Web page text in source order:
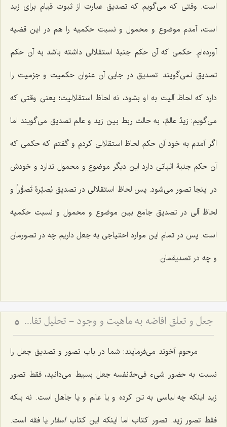
است. وقتی که می‌گویم که تصدیق عبارت از ثبوت قیام برای زید
است، آمدم موضوع و محمول و نسبت حکمیه را هم در این قضیه
آورده‌ام. حکمی که آن حکم جنبۀ استقلالی داشته باشد به آن حکم
تصدیق نمی‌گویند. تصدیق در جایی آن عنوان حکمیت و جزمیت را
دارد که لحاظ آلیت به او بشود، نه لحاظ استقلالیت؛ یعنی وقتی که
می‌گویم: زیدٌ عالمٌ، به حالت ربط بین زید و عالم تصدیق می‌گویند اما
اگر آمدم به خود آن حکم لحاظ استقلالی کردم و گفتم که حکمی که
آن حکم جنبۀ اثباتی دارد این دیگر موضوع و محمول ندارد و خودش
در اینجا تصور می‌شود. پس لحاظ استقلالی در تصدیق یُصیِّرهُ تَصوُّراً و
لحاظ آلی در تصدیق جامع بین موضوع و محمول و نسبت حکمیه
است. پس در تمام این موارد احتیاجی به جعل داریم چه در تصورمان
و چه در تصدیقمان.
جعل و تعلق افاضه به ماهیت و وجود - تحلیل تفاوت جعل بسیط و مرکب در تصور و تصدیق 5
مرحوم آخوند می‌فرمایند: شما در باب تصور و تصدیق جعل را
نسبت به حضور شیء فی‌حدّنفسه جعل بسیط می‌دانید، فقط تصور
زید اینکه چه لباسی به تن کرده و یا عالم و یا جاهل است. نه بلکه
فقط تصور زید. تصور کتاب اما اینکه این کتاباسفار یا فقه است.